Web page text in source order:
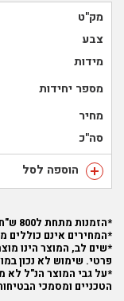
מק"ט
צבע
מידות
מספר יחידות
מחיר
סה"כ
הוספה לסל
*הזמנות מתחת ל800 ש"ח יחוייבו בדמי משלוח
*המחירים אינם כוללים
*שים לב, המוצר הינו
פרטי. שימוש לא נכון
*על גבי המוצר הנ"ל לא
הטכניים ומסמכי